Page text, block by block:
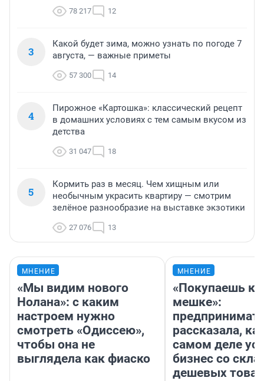
78 217 12
3
Какой будет зима, можно узнать по погоде 7
августа, — важные приметы
57 300 14
4
Пирожное «Картошка»: классический рецепт
в домашних условиях с тем самым вкусом из
детства
31 047 18
5
Кормить раз в месяц. Чем хищным или
необычным украсить квартиру — смотрим
зелёное разнообразие на выставке экзотики
27 076 13
МНЕНИЕ
«Мы видим нового
Нолана»: с каким
настроем нужно
смотреть «Одиссею»,
чтобы она не
выглядела как фиаско
МНЕНИЕ
«Покупаешь
мешке»:
рассказала,
самом деле
бизнес со
дешевых